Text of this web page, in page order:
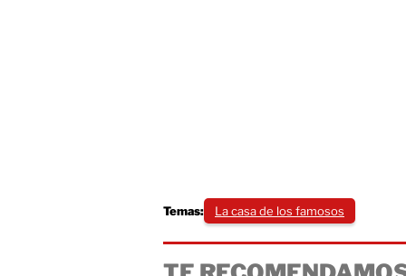
Temas: La casa de los famosos